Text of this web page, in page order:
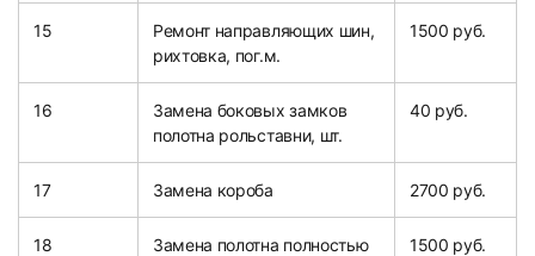
15
Ремонт направляющих шин,
рихтовка, пог.м.
1500 руб.
16
Замена боковых замков
полотна рольставни, шт.
40 руб.
17 Замена короба 2700 руб.
18
Замена полотна полностью
1500 руб.